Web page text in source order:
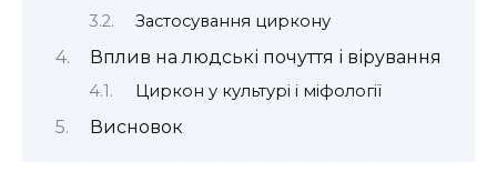
Застосування циркону
Вплив на людські почуття і вірування
Циркон у культурі і міфології
Висновок